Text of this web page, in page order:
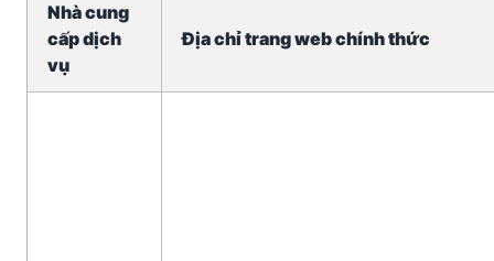
Nhà cung
cấp dịch
vụ
Địa chỉ trang web chính thức